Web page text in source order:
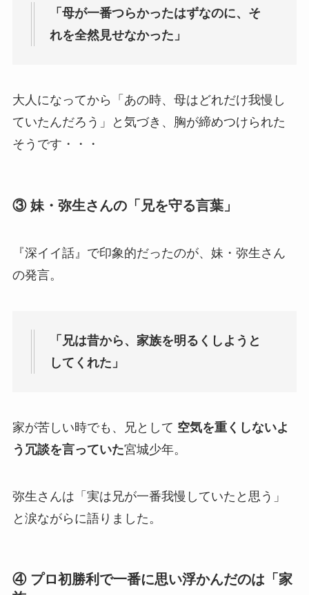
「母が一番つらかったはずなのに、そ
れを全然見せなかった」
大人になってから「あの時、母はどれだけ我慢し
ていたんだろう」と気づき、胸が締めつけられた
そうです・・・
③ 妹・弥生さんの「兄を守る言葉」
『深イイ話』で印象的だったのが、妹・弥生さん
の発言。
「兄は昔から、家族を明るくしようと
してくれた」
家が苦しい時でも、兄として 空気を重くしないよ
う冗談を言っていた宮城少年。
弥生さんは「実は兄が一番我慢していたと思う」
と涙ながらに語りました。
④ プロ初勝利で一番に思い浮かんだのは「家